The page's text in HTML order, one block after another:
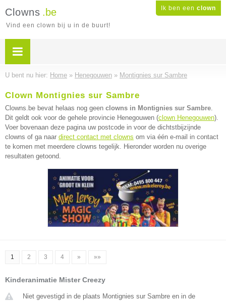
Ik ben een clown
Clowns .be
Vind een clown bij u in de buurt!
U bent nu hier: Home » Henegouwen » Montignies sur Sambre
Clown Montignies sur Sambre
Clowns.be bevat helaas nog geen clowns in Montignies sur Sambre.
Dit geldt ook voor de gehele provincie Henegouwen (clown Henegouwen).
Voer bovenaan deze pagina uw postcode in voor de dichtstbijzijnde
clowns of ga naar direct contact met clowns om via één e-mail in contact
te komen met meerdere clowns tegelijk. Hieronder worden nu overige
resultaten getoond.
1 2 3 4 » »»
Kinderanimatie Mister Creezy
Niet gevestigd in de plaats Montignies sur Sambre en in de